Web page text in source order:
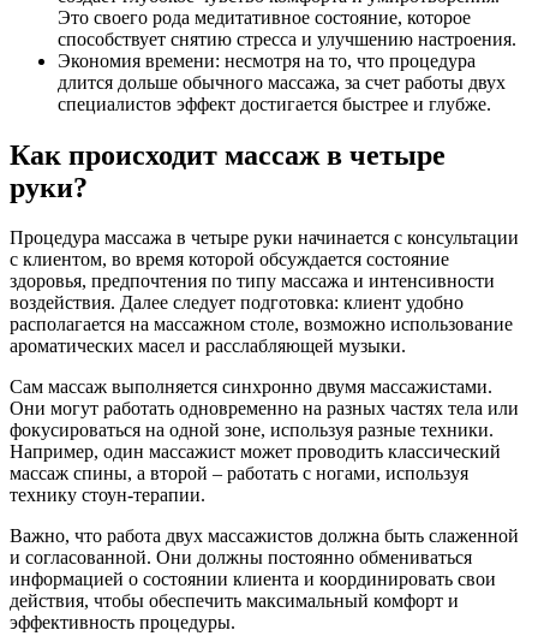
Это своего рода медитативное состояние, которое
способствует снятию стресса и улучшению настроения.
Экономия времени: несмотря на то, что процедура
длится дольше обычного массажа, за счет работы двух
специалистов эффект достигается быстрее и глубже.
Как происходит массаж в четыре
руки?
Процедура массажа в четыре руки начинается с консультации
с клиентом, во время которой обсуждается состояние
здоровья, предпочтения по типу массажа и интенсивности
воздействия. Далее следует подготовка: клиент удобно
располагается на массажном столе, возможно использование
ароматических масел и расслабляющей музыки.
Сам массаж выполняется синхронно двумя массажистами.
Они могут работать одновременно на разных частях тела или
фокусироваться на одной зоне, используя разные техники.
Например, один массажист может проводить классический
массаж спины, а второй – работать с ногами, используя
технику стоун-терапии.
Важно, что работа двух массажистов должна быть слаженной
и согласованной. Они должны постоянно обмениваться
информацией о состоянии клиента и координировать свои
действия, чтобы обеспечить максимальный комфорт и
эффективность процедуры.